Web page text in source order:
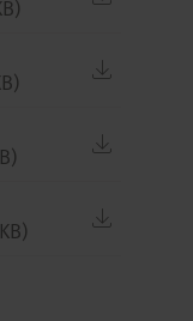
)
)
)
)